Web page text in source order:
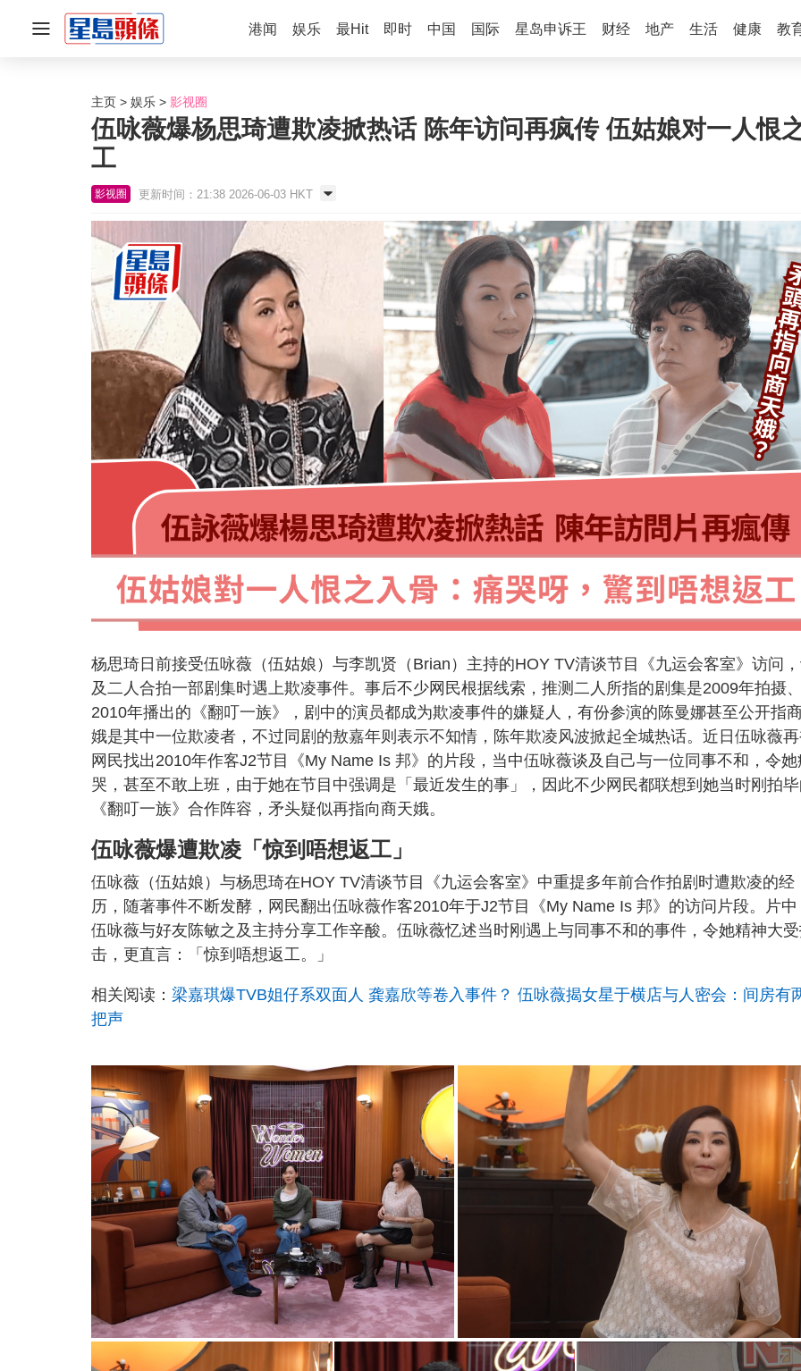
港闻 娱乐 最Hit 即时 中国 国际 星岛申诉王 财经 地产 生活 健康 教
主页 娱乐 影视圈
伍咏薇爆杨思琦遭欺凌掀热话 陈年访问再疯传 伍姑娘对一人恨
工
影视圈 更新时间：21:38 2026-06-03 HKT
杨思琦日前接受伍咏薇（伍姑娘）与李凯贤（Brian）主持的HOY TV清谈节目《九运会客室》访问
及二人合拍一部剧集时遇上欺凌事件。事后不少网民根据线索，推测二人所指的剧集是2009年拍摄
2010年播出的《翻叮一族》，剧中的演员都成为欺凌事件的嫌疑人，有份参演的陈曼娜甚至公开指
娥是其中一位欺凌者，不过同剧的敖嘉年则表示不知情，陈年欺凌风波掀起全城热话。近日伍咏薇
网民找出2010年作客J2节目《My Name Is 邦》的片段，当中伍咏薇谈及自己与一位同事不和，令她
哭，甚至不敢上班，由于她在节目中强调是「最近发生的事」，因此不少网民都联想到她当时刚拍
《翻叮一族》合作阵容，矛头疑似再指向商天娥。
伍咏薇爆遭欺凌「惊到唔想返工」
伍咏薇（伍姑娘）与杨思琦在HOY TV清谈节目《九运会客室》中重提多年前合作拍剧时遭欺凌的经
历，随著事件不断发酵，网民翻出伍咏薇作客2010年于J2节目《My Name Is 邦》的访问片段。片中
伍咏薇与好友陈敏之及主持分享工作辛酸。伍咏薇忆述当时刚遇上与同事不和的事件，令她精神大
击，更直言：「惊到唔想返工。」
相关阅读： 梁嘉琪爆TVB姐仔系双面人 龚嘉欣等卷入事件？ 伍咏薇揭女星于横店与人密会：间房有
把声